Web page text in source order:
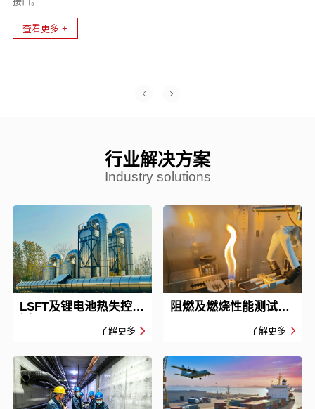
储能系统热失控情景下的各项参数，评估储能集装箱的防火阻燃能力、
火势蔓延控制效果及结构稳定性，是一种针对电池储能系统（BESS）
查看更多 +
率。
储能系统热失控情景下的各项参数，评估储能集装箱的防火阻燃能力、
火势蔓延控制效果及结构稳定性，是一种针对电池储能系统（BESS）
行业解决方案
Industry solutions
LSFT及锂电池热失控检
battery thermal了解更多
阻燃及燃烧性能测试
了解更多